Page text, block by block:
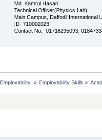
Md. Kamrul Hasan
Technical Officer(Physics Lab),
Main Campus, Daffodil International
ID- 710002023
Contact No.- 01716295093,
Employability » Employability Skills »